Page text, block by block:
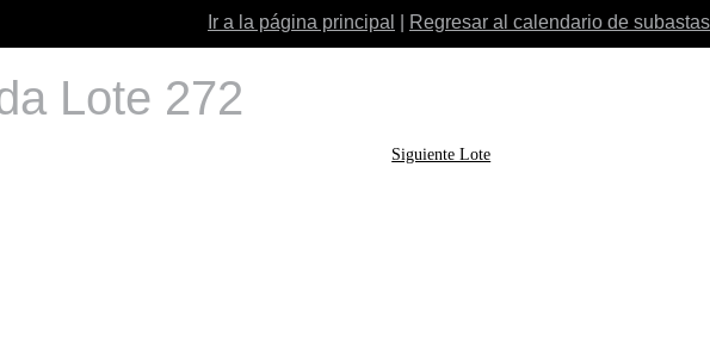
Ir a la página principal Regresar al calendario de subastas
Lote 272
Siguiente Lote